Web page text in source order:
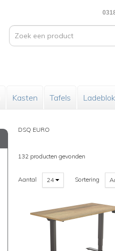
Kasten Tafels
DSQ EURO
132 producten gevonden
Aantal 24 Sortering